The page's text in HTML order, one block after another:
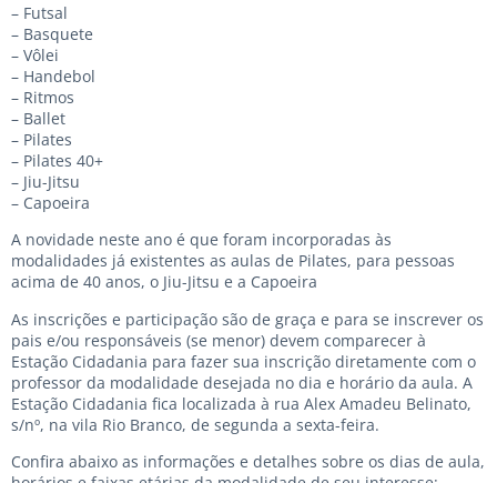
– Futsal
– Basquete
– Vôlei
– Handebol
– Ritmos
– Ballet
– Pilates
– Pilates 40+
– Jiu-Jitsu
– Capoeira
A novidade neste ano é que foram incorporadas às
modalidades já existentes as aulas de Pilates, para pessoas
acima de 40 anos, o Jiu-Jitsu e a Capoeira
As inscrições e participação são de graça e para se inscrever os
pais e/ou responsáveis (se menor) devem comparecer à
Estação Cidadania para fazer sua inscrição diretamente com o
professor da modalidade desejada no dia e horário da aula. A
Estação Cidadania fica localizada à rua Alex Amadeu Belinato,
s/nº, na vila Rio Branco, de segunda a sexta-feira.
Confira abaixo as informações e detalhes sobre os dias de aula,